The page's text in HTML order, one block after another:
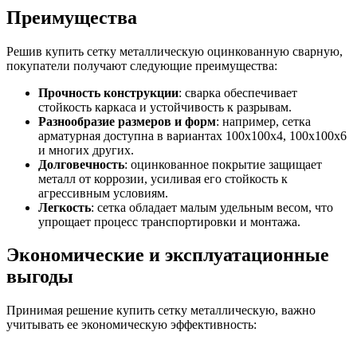
нихром
Преимущества
Решив купить сетку металлическую оцинкованную сварную,
покупатели получают следующие преимущества:
Прочность конструкции: сварка обеспечивает
стойкость каркаса и устойчивость к разрывам.
Разнообразие размеров и форм: например, сетка
арматурная доступна в вариантах 100х100х4, 100х100х6
и многих других.
Долговечность: оцинкованное покрытие защищает
металл от коррозии, усиливая его стойкость к
агрессивным условиям.
Легкость: сетка обладает малым удельным весом, что
упрощает процесс транспортировки и монтажа.
Экономические и эксплуатационные
выгоды
Принимая решение купить сетку металлическую, важно
учитывать ее экономическую эффективность: